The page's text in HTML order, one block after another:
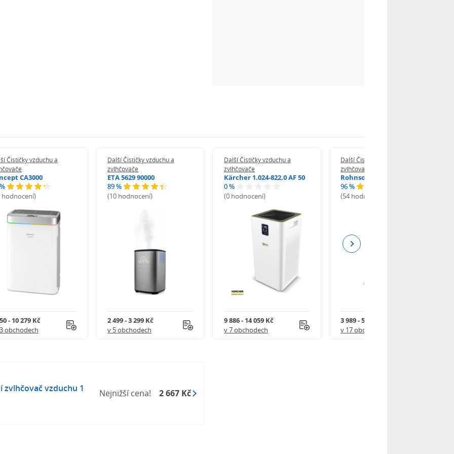
Čističky vzduchu a
CA3000
hodnocení)
- 10 279 Kč
obchodech
Další Čističky vzduchu a
zvlhčovače
ETA 5629 90000
89 %
(10 hodnocení)
2 499 - 3 299 Kč
v 5 obchodech
Další Čističky vzduchu a
zvlhčovače
Kärcher 1.024-822.0 AF 50
0 %
(0 hodnocení)
9 886 - 14 059 Kč
v 7 obchodech
Další Čističky vzduchu a
zvlhčovače
Rohnson R-9600
96 %
(54 hodnocení)
3 989 - 5 310 Kč
v 17 obchodech
Next
zvlhčovač vzduchu 1
Nejnižší cena! 2 667 Kč